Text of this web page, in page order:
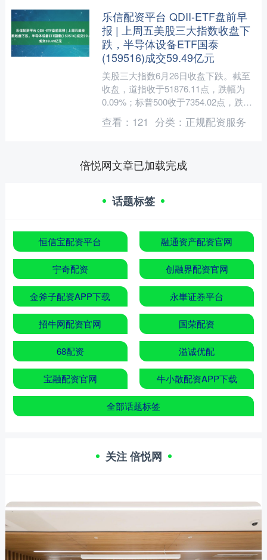
乐信配资平台 QDII-ETF盘前早
报 | 上周五美股三大指数收盘下
跌，半导体设备ETF国泰
(159516)成交59.49亿元
美股三大指数6月26日收盘下跌。截至
收盘，道指收于51876.11点，跌幅为
0.09%；标普500收于7354.02点，跌幅
为0.05%；纳指收于25297.6....
查看： 121 分类： 正规配资服务
倍悦网文章已加载完成
话题标签
恒信宝配资平台 融通资产配资官网
宇奇配资 创融界配资官网
金斧子配资APP下载 永崋证券平台
招牛网配资官网 国荣配资
68配资 溢诚优配
宝融配资官网 牛小散配资APP下载
全部话题标签
关注 倍悦网